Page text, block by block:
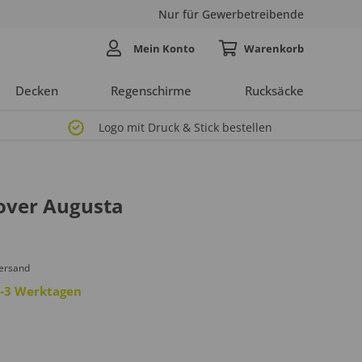
Nur für Gewerbetreibende
Decken Regenschirme Rucksäcke
Mein Konto
Logo mit Druck & Stick bestellen
Augusta
Werktagen